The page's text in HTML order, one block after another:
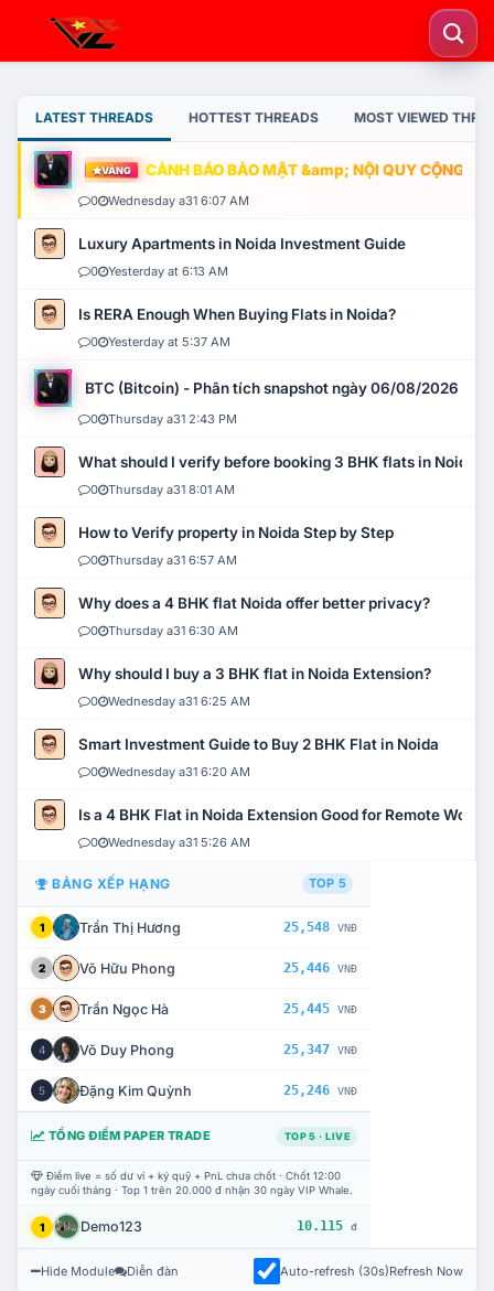
LATEST THREADS HOTTEST THREADS MOST VIEWED
VÀNG CẢNH BÁO BẢO MẬT &amp; NỘI QUY CỘNG
0 Wednesday a31 6:07 AM
Luxury Apartments in Noida Investment Guide
0 Yesterday at 6:13 AM
Is RERA Enough When Buying Flats in Noida?
0 Yesterday at 5:37 AM
BTC (Bitcoin) - Phân tích snapshot ngày 06/08/2026
0 Thursday a31 2:43 PM
What should I verify before booking 3 BHK flats in Noida?
0 Thursday a31 8:01 AM
How to Verify property in Noida Step by Step
0 Thursday a31 6:57 AM
Why does a 4 BHK flat Noida offer better privacy?
0 Thursday a31 6:30 AM
Why should I buy a 3 BHK flat in Noida Extension?
0 Wednesday a31 6:25 AM
Smart Investment Guide to Buy 2 BHK Flat in Noida
0 Wednesday a31 6:20 AM
Is a 4 BHK Flat in Noida Extension Good for Remote Work?
0 Wednesday a31 5:26 AM
BẢNG XẾP HẠNG TOP 5
1 Trần Thị Hương 25,548 VNĐ
2 Võ Hữu Phong 25,446 VNĐ
3 Trần Ngọc Hà 25,445 VNĐ
4 Võ Duy Phong 25,347 VNĐ
5 Đặng Kim Quỳnh 25,246 VNĐ
TỔNG ĐIỂM PAPER TRADE TOP 5 · LIVE
Điểm live = số dư ví + ký quỹ + PnL chưa chốt · Chốt 12:00
ngày cuối tháng · Top 1 trên 20.000 đ nhận 30 ngày VIP Whale.
1 Demo123 10.115 đ
Hide Module Diễn đàn Auto-refresh (30s)Refresh Now